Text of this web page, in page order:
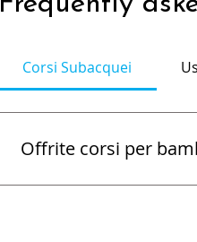
Corsi Subacquei
Offrite corsi per